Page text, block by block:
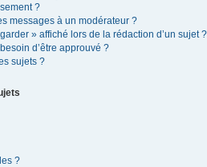
?
messages à un modérateur ?
» affiché lors de la rédaction d’un sujet ?
d’être approuvé ?
sujets ?
?